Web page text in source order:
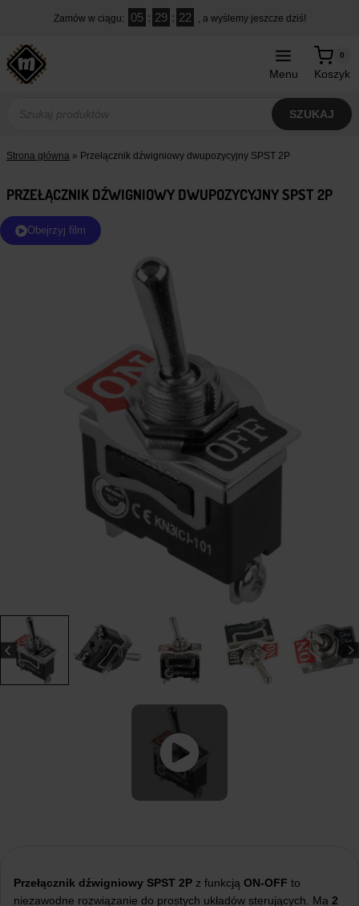
treści
Zamów w ciągu: 05 : 29 : 21 , a wyślemy jeszcze dziś!
Menu Koszyk
0
produktów
SZUKAJ
Strona główna » Przełącznik dźwigniowy dwupozycyjny SPST 2P
PRZEŁĄCZNIK DŹWIGNIOWY DWUPOZYCYJNY SPST 2P
Obejrzyj film
Przełącznik dźwigniowy SPST 2P z funkcją ON-OFF to
niezawodne rozwiązanie do prostych układów sterujących. Ma 2